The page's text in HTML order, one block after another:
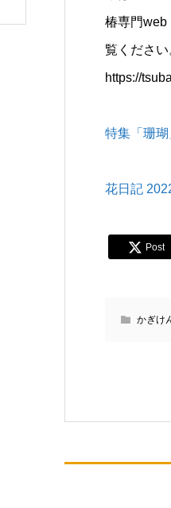
椿専門web
覧ください
https://
特集「珊
花日記
Post
かぎけ